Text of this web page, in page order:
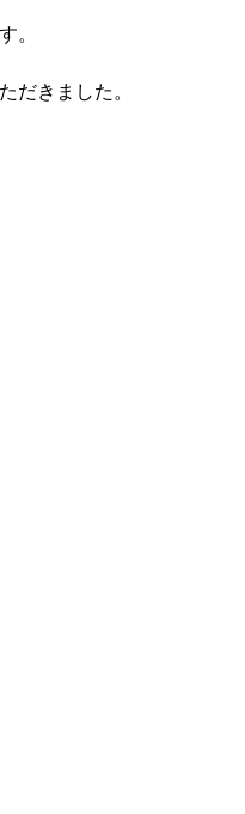
。
だきました。